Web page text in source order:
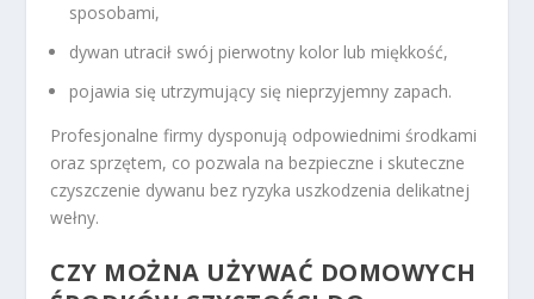
sposobami,
dywan utracił swój pierwotny kolor lub miękkość,
pojawia się utrzymujący się nieprzyjemny zapach.
Profesjonalne firmy dysponują odpowiednimi środkami
oraz sprzętem, co pozwala na bezpieczne i skuteczne
czyszczenie dywanu bez ryzyka uszkodzenia delikatnej
wełny.
CZY MOŻNA UŻYWAĆ DOMOWYCH